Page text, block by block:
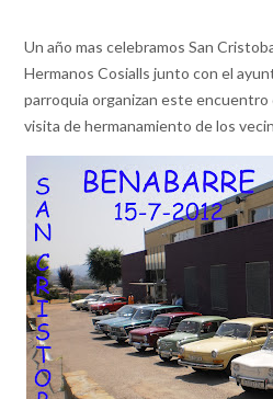
Un año mas celebramos San
Hermanos Cosialls junto con el
parroquia organizan este encuentro
visita de hermanamiento de los